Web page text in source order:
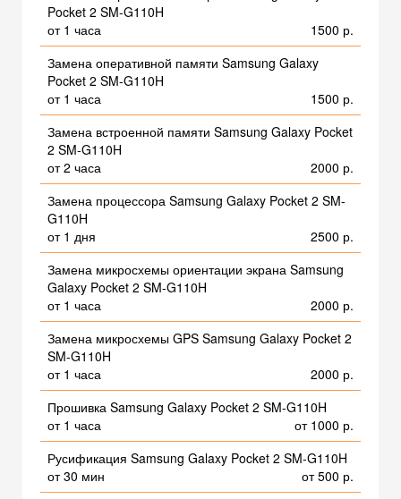
Pocket 2 SM-G110H
от 1 часа
1500 р.
Замена оперативной памяти Samsung Galaxy
Pocket 2 SM-G110H
от 1 часа
1500 р.
Замена встроенной памяти Samsung Galaxy Pocket
2 SM-G110H
от 2 часа
2000 р.
Замена процессора Samsung Galaxy Pocket 2 SM-
G110H
от 1 дня
2500 р.
Замена микросхемы ориентации экрана Samsung
Galaxy Pocket 2 SM-G110H
от 1 часа
2000 р.
Замена микросхемы GPS Samsung Galaxy Pocket 2
SM-G110H
от 1 часа
2000 р.
Прошивка Samsung Galaxy Pocket 2 SM-G110H
от 1 часа
от 1000 р.
Русификация Samsung Galaxy Pocket 2 SM-G110H
от 30 мин
от 500 р.